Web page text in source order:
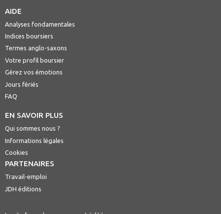
AIDE
Analyses fondamentales
Indices boursiers
Termes anglo-saxons
Votre profil boursier
Gérez vos émotions
Jours fériés
FAQ
EN SAVOIR PLUS
Qui sommes nous ?
Informations légales
Cookies
PARTENAIRES
Travail-emploi
JDH éditions